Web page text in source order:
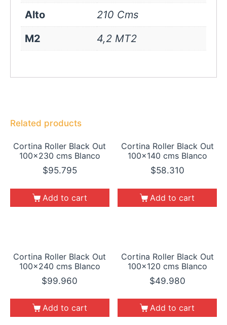
Alto
210 Cms
M2
4,2 MT2
Related products
Cortina Roller Black Out
100×230 cms Blanco
$95.795
Add to cart
Cortina Roller Black Out
100×140 cms Blanco
$58.310
Add to cart
Cortina Roller Black Out
100×240 cms Blanco
$99.960
Add to cart
Cortina Roller Black Out
100×120 cms Blanco
$49.980
Add to cart